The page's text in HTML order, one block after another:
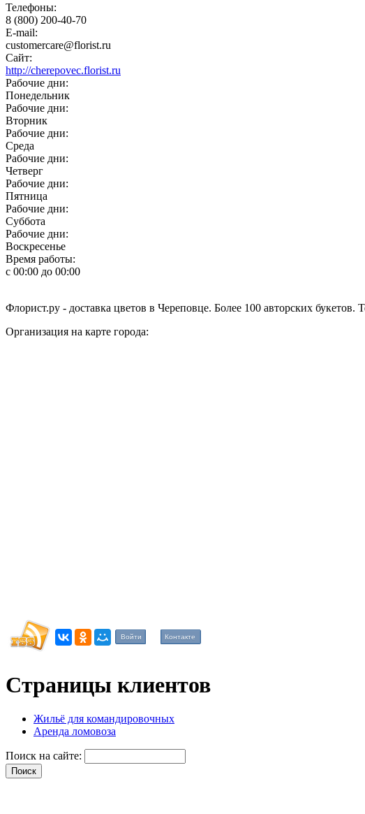
Телефоны:
8 (800) 200-40-70
E-mail:
customercare@florist.ru
Сайт:
http://cherepovec.florist.ru
Рабочие дни:
Понедельник
Рабочие дни:
Вторник
Рабочие дни:
Среда
Рабочие дни:
Четверг
Рабочие дни:
Пятница
Рабочие дни:
Суббота
Рабочие дни:
Воскресенье
Время работы:
с 00:00 до 00:00
Флорист.ру - доставка цветов в Череповце. Более 100 авторских
Организация на карте города:
Войти Контакте
Страницы клиентов
Жильё для командировочных
Аренда ломовоза
Поиск на сайте: